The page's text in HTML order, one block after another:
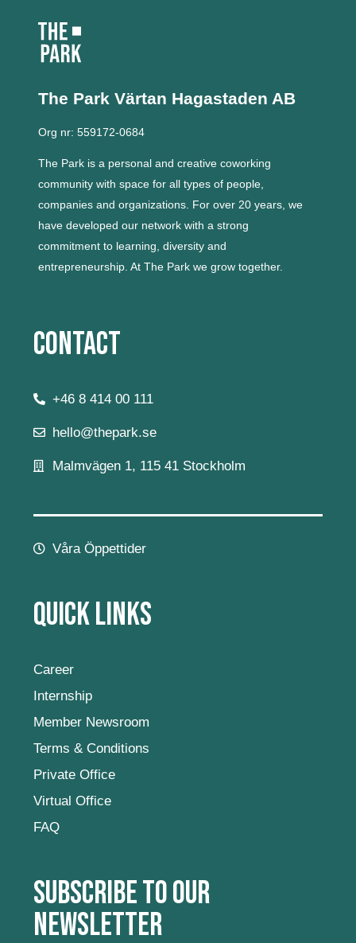
The Park Värtan Hagastaden AB
Org nr: 559172-0684
The Park is a personal and creative coworking
community with space for all types of people,
companies and organizations. For over 20 years, we
have developed our network with a strong
commitment to learning, diversity and
entrepreneurship. At The Park we grow together.
Contact
+46 8 414 00 111
hello@thepark.se
Malmvägen 1, 115 41 Stockholm
Våra Öppettider
Quick Links
Career
Internship
Member Newsroom
Terms & Conditions
Private Office
Virtual Office
FAQ
Subscribe to our
newsletter